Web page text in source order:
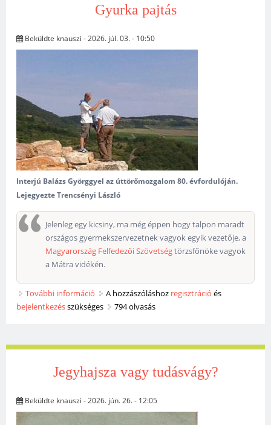
Gyurka pajtás
Beküldte knauszi - 2026. júl. 03. - 10:50
Interjú Balázs Györggyel az úttörőmozgalom 80. évfordulóján.
Lejegyezte Trencsényi László
Jelenleg egy kicsiny, ma még éppen hogy talpon maradt
országos gyermekszervezetnek vagyok egyik vezetője, a
Magyarország Felfedezői Szövetségtörzsfőnöke vagyok
a Mátra vidékén.
További információ Gyurka pajtás tartalommal kapcsolatosan
A hozzászóláshoz regisztráció és
bejelentkezésszükséges 794 olvasás
Jegyhajsza vagy tudásvágy?
Beküldte knauszi - 2026. jún. 26. - 12:05